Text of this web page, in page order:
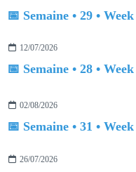
📅 Semaine • 29 • Week
12/07/2026
📅 Semaine • 28 • Week
02/08/2026
📅 Semaine • 31 • Week
26/07/2026